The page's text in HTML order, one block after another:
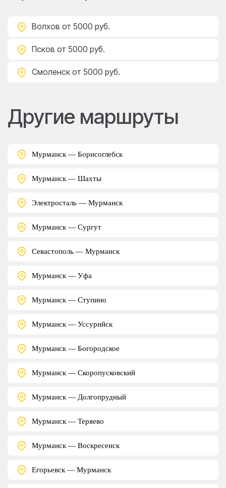
Волхов от 5000 руб.
Псков от 5000 руб.
Смоленск от 5000 руб.
Другие маршруты
Мурманск — Борисоглебск
Мурманск — Шахты
Электросталь — Мурманск
Мурманск — Сургут
Севастополь — Мурманск
Мурманск — Уфа
Мурманск — Ступино
Мурманск — Уссурийск
Мурманск — Богородское
Мурманск — Скоропусковский
Мурманск — Долгопрудный
Мурманск — Теряево
Мурманск — Воскресенск
Егорьевск — Мурманск